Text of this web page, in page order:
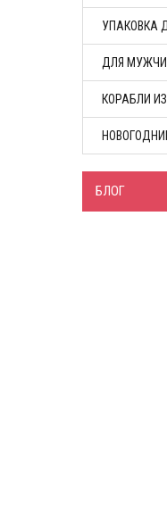
УПАКОВКА
ДЛЯ
КОРАБЛИ
БЛОГ